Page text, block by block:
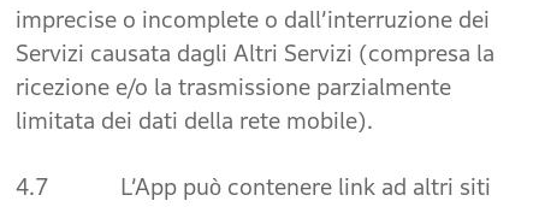
imprecise o incomplete o dall’interruzione dei
Servizi causata dagli Altri Servizi (compresa la
ricezione e/o la trasmissione parzialmente
limitata dei dati della rete mobile).
4.7 L’App può contenere link ad altri siti